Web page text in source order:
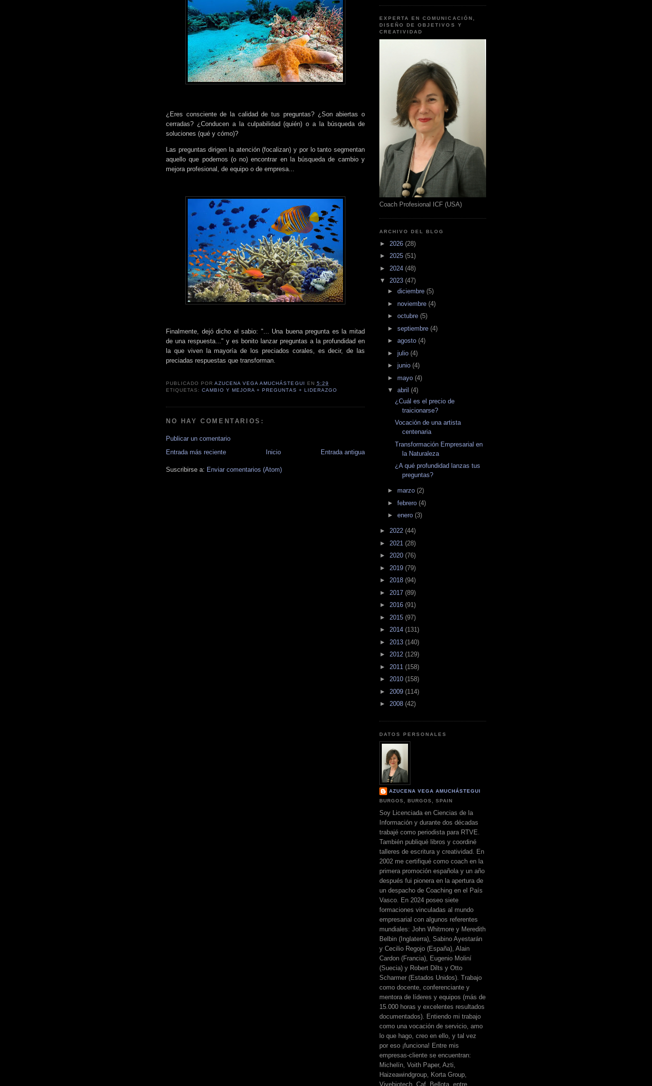
¿Eres consciente de la calidad de tus preguntas? ¿Son abiertas o
cerradas? ¿Conducen a la culpabilidad (quién) o a la búsqueda de
soluciones (qué y cómo)?
Las preguntas dirigen la atención (focalizan) y por lo tanto segmentan
aquello que podemos (o no) encontrar en la búsqueda de cambio y
mejora profesional, de equipo o de empresa...
Finalmente, dejó dicho el sabio: "... Una buena pregunta es la mitad
de una respuesta..." y es bonito lanzar preguntas a la profundidad en
la que viven la mayoría de los preciados corales, es decir, de las
preciadas respuestas que transforman.
PUBLICADO PORAZUCENA VEGA AMUCHÁSTEGUI EN 5:29
ETIQUETAS:CAMBIO Y MEJORA + PREGUNTAS + LIDERAZGO
NO HAY COMENTARIOS:
Publicar un comentario
Entrada más reciente
Entrada antigua
Inicio
Suscribirse a: Enviar comentarios (Atom)
EXPERTA EN COMUNICACIÓN,
DISEÑO DE OBJETIVOS Y
CREATIVIDAD
Coach Profesional ICF (USA)
ARCHIVO DEL BLOG
► 2026 (28)
► 2025 (51)
► 2024 (48)
▼ 2023 (47)
► diciembre (5)
► noviembre (4)
► octubre (5)
► septiembre (4)
► agosto (4)
► julio (4)
► junio (4)
► mayo (4)
▼ abril (4)
¿Cuál es el precio de
traicionarse?
Vocación de una artista
centenaria
Transformación Empresarial en
la Naturaleza
¿A qué profundidad lanzas tus
preguntas?
► marzo (2)
► febrero (4)
► enero (3)
► 2022 (44)
► 2021 (28)
► 2020 (76)
► 2019 (79)
► 2018 (94)
► 2017 (89)
► 2016 (91)
► 2015 (97)
► 2014 (131)
► 2013 (140)
► 2012 (129)
► 2011 (158)
► 2010 (158)
► 2009 (114)
► 2008 (42)
DATOS PERSONALES
AZUCENA VEGA AMUCHÁSTEGUI
BURGOS, BURGOS, SPAIN
Soy Licenciada en Ciencias de la
Información y durante dos décadas
trabajé como periodista para RTVE.
También publiqué libros y coordiné
talleres de escritura y creatividad. En
2002 me certifiqué como coach en la
primera promoción española y un año
después fui pionera en la apertura de
un despacho de Coaching en el País
Vasco. En 2024 poseo siete
formaciones vinculadas al mundo
empresarial con algunos referentes
mundiales: John Whitmore y Meredith
Belbin (Inglaterra), Sabino Ayestarán
y Cecilio Regojo (España), Alain
Cardon (Francia), Eugenio Moliní
(Suecia) y Robert Dilts y Otto
Scharmer (Estados Unidos). Trabajo
como docente, conferenciante y
mentora de líderes y equipos (más de
15.000 horas y excelentes resultados
documentados). Entiendo mi trabajo
como una vocación de servicio, amo
lo que hago, creo en ello, y tal vez
por eso ¡funciona! Entre mis
empresas-cliente se encuentran:
Michelín, Voith Paper, Azti,
Haizeawindgroup, Korta Group,
Vivebiotech, Caf, Bellota, entre